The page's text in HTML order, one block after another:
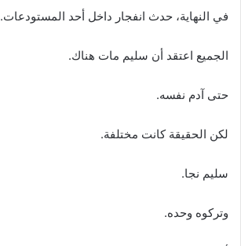
في النهاية، حدث انفجار داخل أحد المستودعات.
الجميع اعتقد أن سليم مات هناك.
حتى آدم نفسه.
لكن الحقيقة كانت مختلفة.
سليم نجا.
وتركوه وحده.